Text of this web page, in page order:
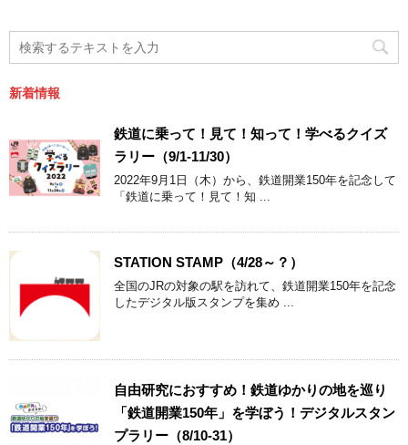
新着情報
鉄道に乗って！見て！知って！学べるクイズ
ラリー（9/1-11/30）
2022年9月1日（木）から、鉄道開業150年を記念して
「鉄道に乗って！見て！知 ...
STATION STAMP（4/28～？）
全国のJRの対象の駅を訪れて、鉄道開業150年を記念
したデジタル版スタンプを集め ...
自由研究におすすめ！鉄道ゆかりの地を巡り
「鉄道開業150年」を学ぼう！デジタルスタン
プラリー（8/10-31）